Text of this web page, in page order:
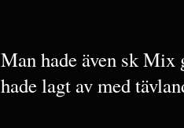
Man hade även sk Mix
hade lagt av med